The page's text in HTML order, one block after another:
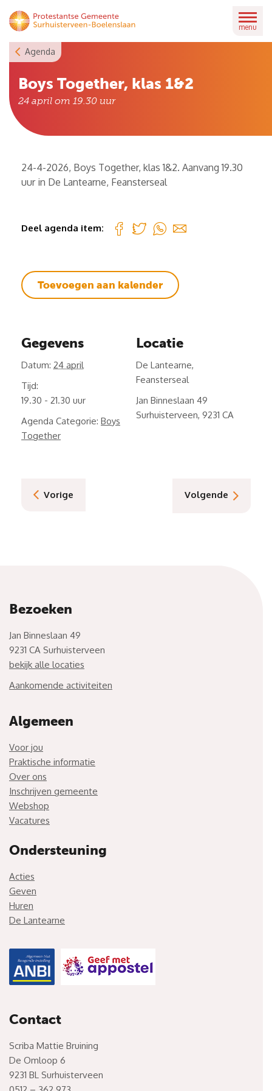
Skip
to
menu
Agenda
Boys Together, klas 1&2
24 april om 19.30 uur
24-4-2026, Boys Together, klas 1&2. Aanvang 19.30
uur in De Lantearne, Feansterseal
Deel agenda item:
Toevoegen aan kalender
Gegevens
Datum: 24 april
Tijd:
19.30 - 21.30
Agenda Categorie: Boys
Together
Locatie
De Lantearne,
Feansterseal
Jan Binneslaan 49
Surhuisterveen, 9231 CA
Vorige Volgende
Bezoeken
Jan Binneslaan 49
9231 CA Surhuisterveen
bekijk alle locaties
Aankomende activiteiten
Algemeen
Voor jou
Praktische informatie
Over ons
Inschrijven gemeente
Webshop
Vacatures
Ondersteuning
Acties
Geven
Huren
De Lantearne
Contact
Scriba Mattie Bruining
De Omloop 6
9231 BL Surhuisterveen